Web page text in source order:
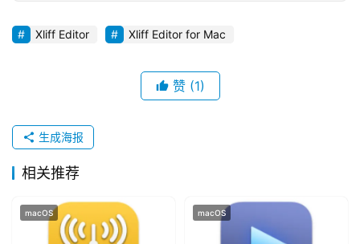
w
s
m
e
Xliff Editor Xliff Editor for Mac
赞 (1)
生成海报
相关推荐
macOS macOS